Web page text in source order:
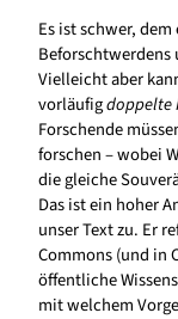
Es ist schwer,
Beforschtwerdens
Vielleicht aber
vorläufigdoppelte
Forschende
forschen – wobei
die gleiche
Das ist ein hoher
unser Text zu. Er
Commons (und in
öffentliche
mit welchem